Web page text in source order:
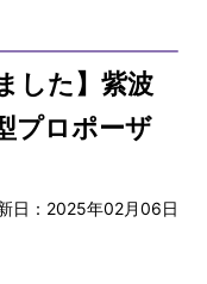
した】紫波
プロポーザ
日：2025年02月06日